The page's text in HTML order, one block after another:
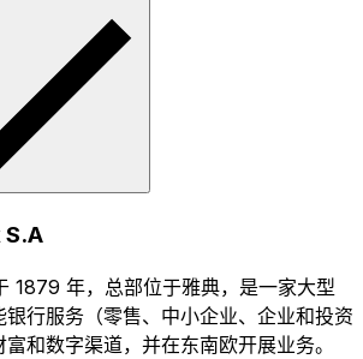
S.A
1879 年，总部位于雅典，是一家大型
行服务（零售、中小企业、企业和投资
和数字渠道，并在东南欧开展业务。